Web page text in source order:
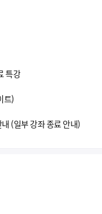
특강
트)
(일부 강좌 종료 안내)